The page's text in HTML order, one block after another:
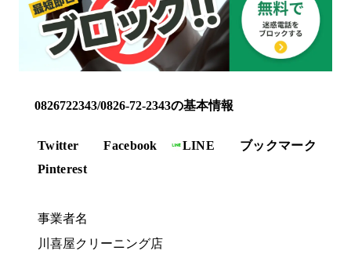
0826722343/0826-72-2343の基本情報
Twitter Facebook LINE
ブックマーク
Pinterest
事業者名
川喜屋クリーニング店